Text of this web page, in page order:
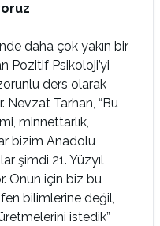
daha çok yakın bir
Pozitif Psikoloji’yi
ders olarak
Nevzat Tarhan, “Bu
minnettarlık,
bizim Anadolu
şimdi 21. Yüzyıl
Onun için biz bu
bilimlerine değil,
istedik”